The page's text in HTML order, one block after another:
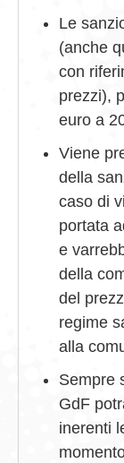
Le
(anche
con
prezzi),
euro a
Viene
della
caso di
portata
e
della
del
regime
alla
Sempre
GdF
inerenti